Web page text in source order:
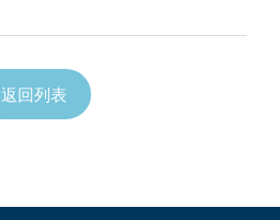
返回列表